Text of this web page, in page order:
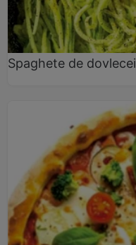
Spaghete de dovlecei